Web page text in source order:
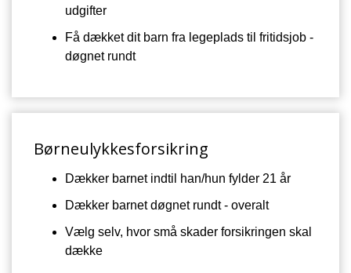
udgifter
Få dækket dit barn fra legeplads til fritidsjob -
døgnet rundt
Børneulykkesforsikring
Dækker barnet indtil han/hun fylder 21 år
Dækker barnet døgnet rundt - overalt
Vælg selv, hvor små skader forsikringen skal
dække